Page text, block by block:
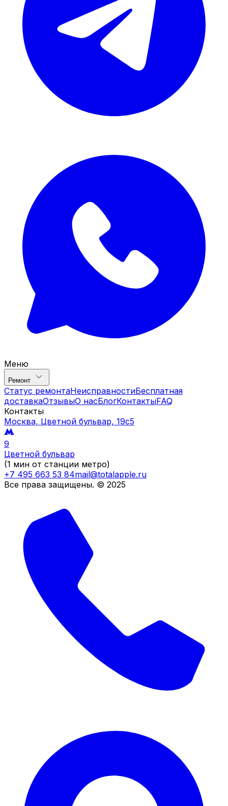
Меню
Ремонт
Статус ремонтаНеисправностиБесплатная
доставкаОтзывыО насБлогКонтактыFAQ
Контакты
Москва, Цветной бульвар, 19c5
9
Цветной бульвар
(1 мин от станции метро)
+7 495 663 53 84mail@totalapple.ru
Все права защищены. © 2025